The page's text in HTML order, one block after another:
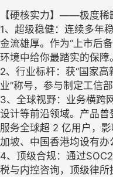
【硬核实力】——极度稀
1、超级稳健：连续多年
金流雄厚。作为“上市后
环境中给你最踏实的保障。
2、行业标杆：获“国家高
业”称号，参与制定工信部
3、全球视野：业务横跨
设计等前沿领域。产品曾
服务全球超 2 亿用户，
加坡、中国香港均设有办
4、顶级合规：通过
税与内控咨询，顶级律